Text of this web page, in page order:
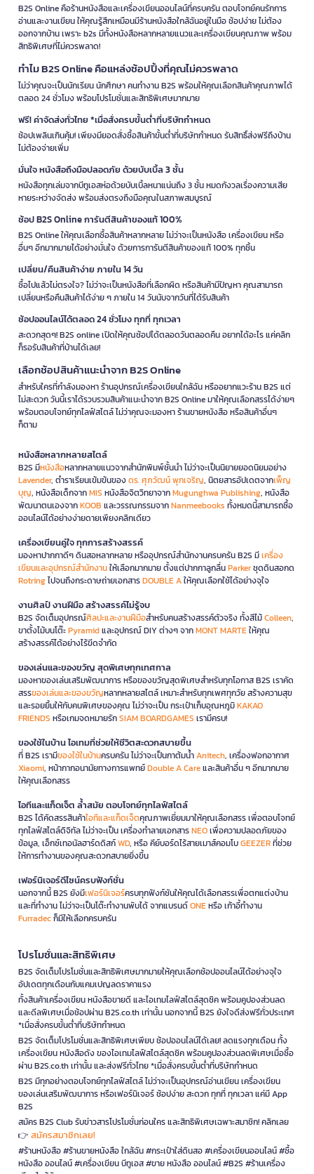
B2S Online คือร้านหนังสือและเครื่องเขียนออนไลน์ที่ครบครัน ตอบโจทย์คนรักการ
อ่านและงานเขียน ให้คุณรู้สึกเหมือนมีร้านหนังสือใกล้ฉันอยู่ในมือ ช้อปง่าย ไม่ต้อง
ออกจากบ้าน เพราะ b2s มีทั้งหนังสือหลากหลายแนวและเครื่องเขียนคุณภาพ พร้อม
สิทธิพิเศษที่ไม่ควรพลาด!
ทำไม B2S Online คือแหล่งช้อปปิ้งที่คุณไม่ควรพลาด
ไม่ว่าคุณจะเป็นนักเรียน นักศึกษา คนทำงาน B2S พร้อมให้คุณเลือกสินค้าคุณภาพได้
ตลอด 24 ชั่วโมง พร้อมโปรโมชั่นและสิทธิพิเศษมากมาย
ฟรี! ค่าจัดส่งทั่วไทย *เมื่อสั่งครบขั้นต่ำที่บริษัทกำหนด
ช้อปเพลินเกินคุ้ม! เพียงมียอดสั่งซื้อสินค้าขั้นต่ำที่บริษัทกำหนด รับสิทธิ์ส่งฟรีถึงบ้าน
ไม่ต้องจ่ายเพิ่ม
มั่นใจ หนังสือถึงมือปลอดภัย ด้วยบับเบิ้ล 3 ชั้น
หนังสือทุกเล่มจากบีทูเอสห่อด้วยบับเบิ้ลหนาแน่นถึง 3 ชั้น หมดกังวลเรื่องความเสีย
หายระหว่างจัดส่ง พร้อมส่งตรงถึงมือคุณในสภาพสมบูรณ์
ช้อป B2S Online การันตีสินค้าของแท้ 100%
B2S Online ให้คุณเลือกซื้อสินค้าหลากหลาย ไม่ว่าจะเป็นหนังสือ เครื่องเขียน หรือ
อื่นๆ อีกมากมายได้อย่างมั่นใจ ด้วยการการันตีสินค้าของแท้ 100% ทุกชิ้น
เปลี่ยน/คืนสินค้าง่าย ภายใน 14 วัน
ซื้อไปแล้วไม่ตรงใจ? ไม่ว่าจะเป็นหนังสือที่เลือกผิด หรือสินค้ามีปัญหา คุณสามารถ
เปลี่ยนหรือคืนสินค้าได้ง่าย ๆ ภายใน 14 วันนับจากวันที่ได้รับสินค้า
ช้อปออนไลน์ได้ตลอด 24 ชั่วโมง ทุกที่ ทุกเวลา
สะดวกสุดๆ! B2S online เปิดให้คุณช้อปได้ตลอดวันตลอดคืน อยากได้อะไร แค่คลิก
ก็รอรับสินค้าที่บ้านได้เลย!
เลือกช้อปสินค้าแนะนำจาก B2S Online
สำหรับใครที่กำลังมองหา ร้านอุปกรณ์เครื่องเขียนใกล้ฉัน หรืออยากแวะร้าน B2S แต่
ไม่สะดวก วันนี้เราได้รวบรวมสินค้าแนะนำจาก B2S Online มาให้คุณเลือกสรรได้ง่ายๆ
พร้อมตอบโจทย์ทุกไลฟ์สไตล์ ไม่ว่าคุณจะมองหา ร้านขายหนังสือ หรือสินค้าอื่นๆ
ก็ตาม
หนังสือหลากหลายสไตล์
B2S มีหนังสือหลากหลายแนวจากสำนักพิมพ์ชั้นนำ ไม่ว่าจะเป็นนิยายยอดนิยมอย่าง
Lavender, ตำราเรียนเข้มข้นของดร. ศุภวัฒน์ พุกเจริญ, นิตยสารอัปเดตจากเพ็ญ
บุญ, หนังสือเด็กจากMIS หนังสือจิตวิทยาจากMugunghwa Publishing, หนังสือ
พัฒนาตนเองจากKOOB และวรรณกรรมจากNanmeebooks ทั้งหมดนี้สามารถซื้อ
ออนไลน์ได้อย่างง่ายดายเพียงคลิกเดียว
เครื่องเขียนคู่ใจ ทุกการสร้างสรรค์
มองหาปากกาดีๆ ดินสอหลากหลาย หรืออุปกรณ์สำนักงานครบครัน B2S มีเครื่อง
เขียนและอุปกรณ์สำนักงานให้เลือกมากมาย ตั้งแต่ปากกาลูกลื่นParkerชุดดินสอกด
Rotringไปจนถึงกระดาษถ่ายเอกสารDOUBLE Aให้คุณเลือกใช้ได้อย่างจุใจ
งานศิลป์ งานฝีมือ สร้างสรรค์ไม่รู้จบ
B2S จัดเต็มอุปกรณ์ศิลปะและงานฝีมือสำหรับคนสร้างสรรค์ตัวจริง ทั้งสีไม้Colleen,
ขาตั้งไม้บนโต๊ะPyramidและอุปกรณ์ DIY ต่างๆ จากMONT MARTEให้คุณ
สร้างสรรค์ได้อย่างไร้ขีดจำกัด
ของเล่นและของขวัญ สุดพิเศษทุกเทศกาล
มองหาของเล่นเสริมพัฒนาการ หรือของขวัญสุดพิเศษสำหรับทุกโอกาส B2S เราคัด
สรรของเล่นและของขวัญหลากหลายสไตล์ เหมาะสำหรับทุกเพศทุกวัย สร้างความสุข
และรอยยิ้มให้กับคนพิเศษของคุณ ไม่ว่าจะเป็น กระเป๋าเก็บอุณหภูมิKAKAO
FRIENDS หรือเกมจดหมายรักSIAM BOARDGAMES เรามีครบ!
ของใช้ในบ้าน ไอเทมที่ช่วยให้ชีวิตสะดวกสบายขึ้น
ที่ B2S เรามีของใช้ในบ้านครบครัน ไม่ว่าจะเป็นกาต้มน้ำAnitech, เครื่องฟอกอากาศ
Xiaomi, หน้ากากอนามัยทางการแพทย์Double A Careและสินค้าอื่น ๆ อีกมากมาย
ให้คุณเลือกสรร
ไอทีและแก็ดเจ็ต ล้ำสมัย ตอบโจทย์ทุกไลฟ์สไตล์
B2S ได้คัดสรรสินค้าไอทีและแก็ดเจ็ตคุณภาพเยี่ยมมาให้คุณเลือกสรร เพื่อตอบโจทย์
ทุกไลฟ์สไตล์ดิจิทัล ไม่ว่าจะเป็น เครื่องทำลายเอกสารNEOเพื่อความปลอดภัยของ
ข้อมูล, เอ็กซ์เทอนัลฮาร์ดดิสก์WD, หรือ คีย์บอร์ดไร้สายเมาส์คอมโบGEEZERที่ช่วย
ให้การทำงานของคุณสะดวกสบายยิ่งขึ้น
เฟอร์นิเจอร์ดีไซน์ครบฟังก์ชั่น
นอกจากนี้ B2S ยังมีเฟอร์นิเจอร์ครบทุกฟังก์ชันให้คุณได้เลือกสรรเพื่อตกแต่งบ้าน
และที่ทำงาน ไม่ว่าจะเป็นโต๊ะทำงานพับได้ จากแบรนด์ONEหรือ เก้าอี้ทำงาน
Furradecก็มีให้เลือกครบครัน
โปรโมชั่นและสิทธิพิเศษ
B2S จัดเต็มโปรโมชั่นและสิทธิพิเศษมากมายให้คุณเลือกช้อปออนไลน์ได้อย่างจุใจ
อัปเดตทุกเดือนกับแคมเปญลดราคาแรง
ทั้งสินค้าเครื่องเขียน หนังสือขายดี และไอเทมไลฟ์สไตล์สุดชิค พร้อมคูปองส่วนลด
และดีลพิเศษเมื่อช้อปผ่าน B2S.co.th เท่านั้น นอกจากนี้ B2S ยังใจดีส่งฟรีทั่วประเทศ
*เมื่อสั่งครบขั้นต่ำที่บริษัทกำหนด
B2S จัดเต็มโปรโมชั่นและสิทธิพิเศษเพียบ ช้อปออนไลน์ได้เลย! ลดแรงทุกเดือน ทั้ง
เครื่องเขียน หนังสือดัง ของไอเทมไลฟ์สไตล์สุดชิค พร้อมคูปองส่วนลดพิเศษเมื่อซื้อ
ผ่าน B2S.co.th เท่านั้น และส่งฟรีทั่วไทย *เมื่อสั่งครบขั้นต่ำที่บริษัทกำหนด
B2S มีทุกอย่างตอบโจทย์ทุกไลฟ์สไตล์ ไม่ว่าจะเป็นอุปกรณ์อ่านเขียน เครื่องเขียน
ของเล่นเสริมพัฒนาการ หรือเฟอร์นิเจอร์ ช้อปง่าย สะดวก ทุกที่ ทุกเวลา แค่มี App
B2S
สมัคร B2S Club รับข่าวสารโปรโมชั่นก่อนใคร และสิทธิพิเศษเฉพาะสมาชิก! คลิกเลย
👉 สมัครสมาชิกเลย!
#ร้านหนังสือ #ร้านขายหนังสือ ใกล้ฉัน #กระเป๋าใส่ดินสอ #เครื่องเขียนออนไลน์ #ซื้อ
หนังสือ ออนไลน์ #เครื่องเขียน บีทูเอส #ขาย หนังสือ ออนไลน์ #B2S #ร้านเครื่อง